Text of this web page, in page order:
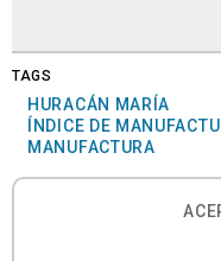
TAGS
HURACÁN MARÍA
ÍNDICE DE
MANUFACTURA